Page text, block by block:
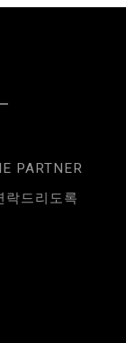
PARTNER
락드리도록